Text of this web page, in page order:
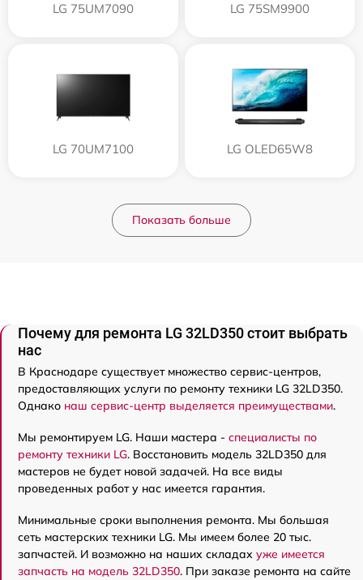
LG 75UM7090 LG 75SM9900
LG 70UM7100 LG OLED65W8
Показать больше
Почему для ремонта LG 32LD350 стоит выбрать
нас
В Краснодаре существует множество сервис-центров,
предоставляющих услуги по ремонту техники LG 32LD350.
Однако наш сервис-центр выделяется преимуществами.
Мы ремонтируем LG. Наши мастера - специалисты по
ремонту техники LG. Восстановить модель 32LD350 для
мастеров не будет новой задачей. На все виды
проведенных работ у нас имеется гарантия.
Минимальные сроки выполнения ремонта. Мы большая
сеть мастерских техники LG. Мы имеем более 20 тыс.
запчастей. И возможно на наших складах уже имеется
запчасть на модель 32LD350. При заказе ремонта на сайте